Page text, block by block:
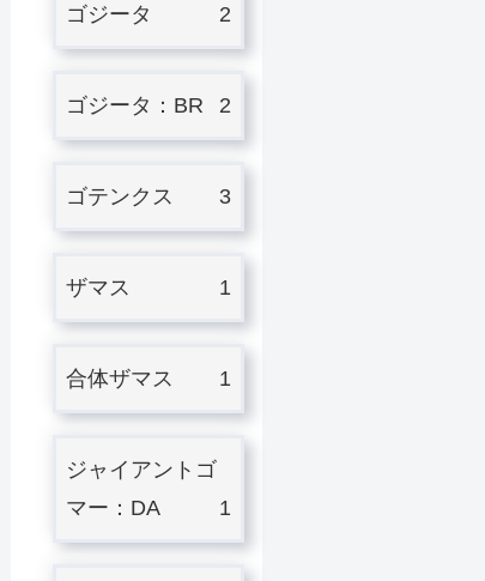
ゴジータ 2
ゴジータ：BR 2
ゴテンクス 3
ザマス 1
合体ザマス 1
ジャイアントゴ
マー：DA
1